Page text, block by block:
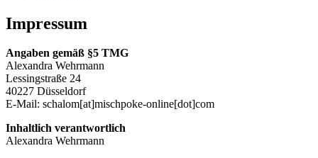
Impressum
Angaben gemäß §5 TMG
Alexandra Wehrmann
Lessingstraße 24
40227 Düsseldorf
E-Mail: schalom[at]mischpoke-online[dot]com
Inhaltlich verantwortlich
Alexandra Wehrmann